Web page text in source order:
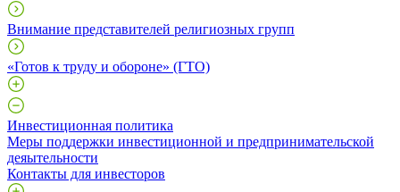
Внимание представителей религиозных групп
«Готов к труду и обороне» (ГТО)
Инвестиционная политика
Меры поддержки инвестиционной и предпринимательской
деяытельности
Контакты для инвесторов